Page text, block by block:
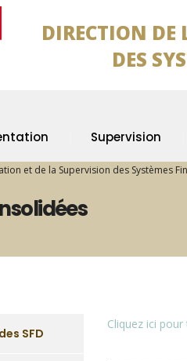
DIRECTION DE
DES
Supervision
et de la Supervision des Systèmes
SFD
Cliquez ici